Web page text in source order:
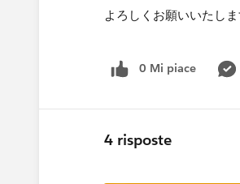
よろしくお願いいたし
0 Mi piace
4 risposte